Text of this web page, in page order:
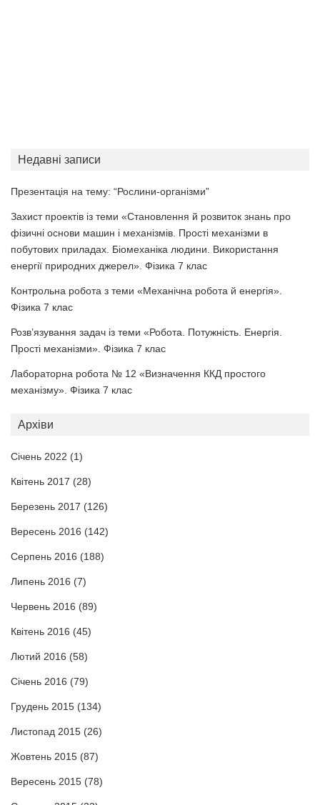
Недавні записи
Презентація на тему: “Рослини-організми”
Захист проектів із теми «Становлення й розвиток знань про
фізичні основи машин і механізмів. Прості механізми в
побутових приладах. Біомеханіка людини. Використання
енергії природних джерел». Фізика 7 клас
Контрольна робота з теми «Механічна робота й енергія».
Фізика 7 клас
Розв’язування задач із теми «Робота. Потужність. Енергія.
Прості механізми». Фізика 7 клас
Лабораторна робота № 12 «Визначення ККД простого
механізму». Фізика 7 клас
Архіви
Січень 2022 (1)
Квітень 2017 (28)
Березень 2017 (126)
Вересень 2016 (142)
Серпень 2016 (188)
Липень 2016 (7)
Червень 2016 (89)
Квітень 2016 (45)
Лютий 2016 (58)
Січень 2016 (79)
Грудень 2015 (134)
Листопад 2015 (26)
Жовтень 2015 (87)
Вересень 2015 (78)